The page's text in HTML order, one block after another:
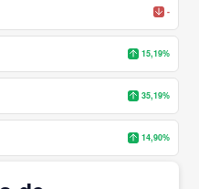
-
15,19%
35,19%
14,90%